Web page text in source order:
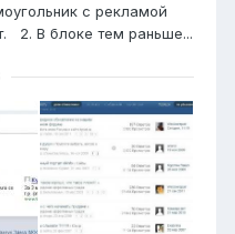
с рекламой
2. В блоке тем раньше...